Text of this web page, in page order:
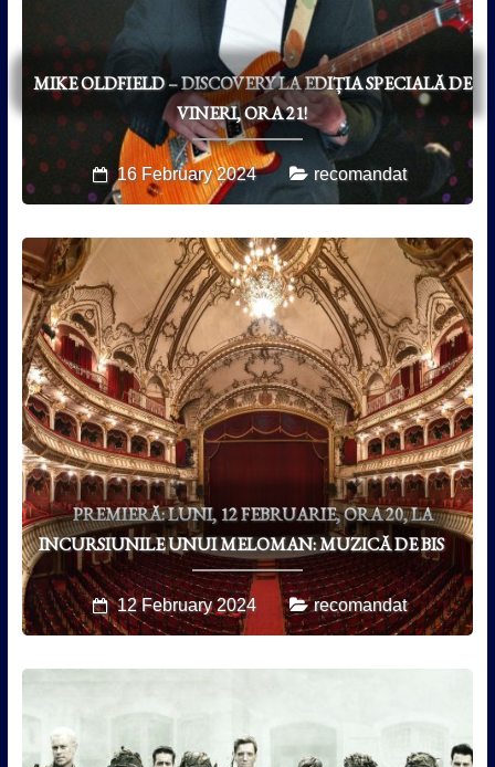
MIKE OLDFIELD – DISCOVERY LA EDIȚIA SPECIALĂ DE
VINERI, ORA 21!
16 February 2024 recomandat
PREMIERĂ: LUNI, 12 FEBRUARIE, ORA 20, LA
INCURSIUNILE UNUI MELOMAN: MUZICĂ DE BIS
12 February 2024 recomandat